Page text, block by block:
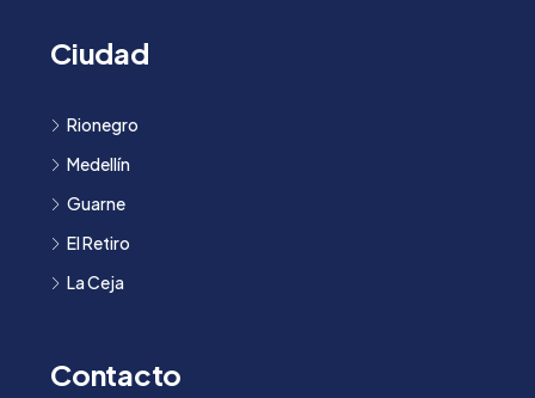
Ciudad
Rionegro
Medellín
Guarne
El Retiro
La Ceja
Contacto